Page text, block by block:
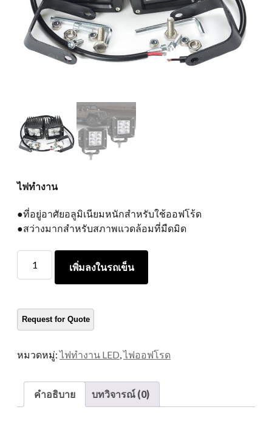
ไฟทำงาน
●ที่อยู่อาศัยอลูมิเนียมหนักสำหรับใช้ออฟโร้ด
●สว่างมากสำหรับสภาพแวดล้อมที่มืดมิด
ทำงาน
เพิ่มลงในรถเข็น
หมวดหมู่:ไฟทำงาน LED ,ไฟออฟโรด
คำอธิบาย บทวิจารณ์ (0)